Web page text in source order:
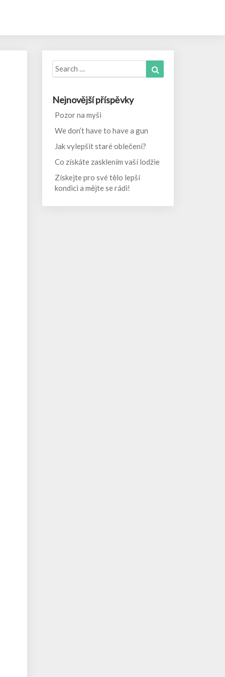
Search
for:
Nejnovější příspěvky
Pozor na myši
We don’t have to have a gun
Jak vylepšit staré oblečení?
Co získáte zasklením vaší lodžie
Získejte pro své tělo lepší
kondici a mějte se rádi!